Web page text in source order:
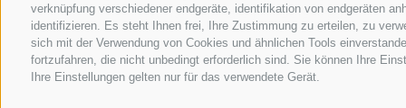
verknüpfung verschiedener endgeräte, identifikation von endgeräten
identifizieren. Es steht Ihnen frei, Ihre Zustimmung zu erteilen, zu
sich mit der Verwendung von Cookies und ähnlichen Tools
fortzufahren, die nicht unbedingt erforderlich sind. Sie können Ihre
Ihre Einstellungen gelten nur für das verwendete Gerät.
Winteraktivitäten
Berg-Kräuter